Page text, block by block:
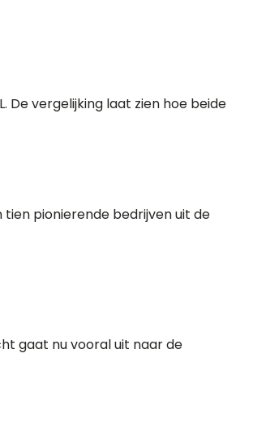
De vergelijking laat zien hoe beide
pionierende bedrijven uit de
gaat nu vooral uit naar de